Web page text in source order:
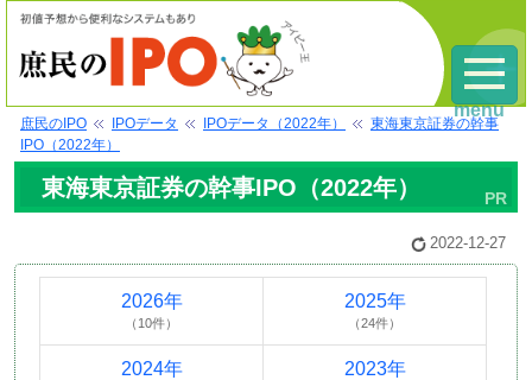
庶民のIPO IPOデータ IPOデータ（2022年）
東海東京証券の幹事
IPO（2022年）
東海東京証券の幹事IPO（2022年）
2022-12-27
2026年
（10件）
2025年
（24件）
2024年 2023年
menu